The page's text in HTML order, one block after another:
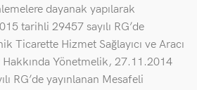
dayanak yapılarak
tarihli 29457 sayılı RG’de
Ticarette Hizmet Sağlayıcı ve Aracı
Hakkında Yönetmelik, 27.11.2014
RG’de yayınlanan Mesafeli